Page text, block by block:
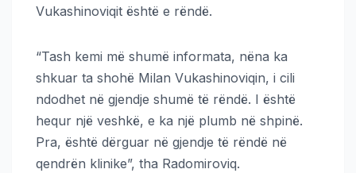
Vukashinoviqit është e rëndë.
“Tash kemi më shumë informata, nëna ka
shkuar ta shohë Milan Vukashinoviqin, i cili
ndodhet në gjendje shumë të rëndë. I është
hequr një veshkë, e ka një plumb në shpinë.
Pra, është dërguar në gjendje të rëndë në
qendrën klinike”, tha Radomiroviq.